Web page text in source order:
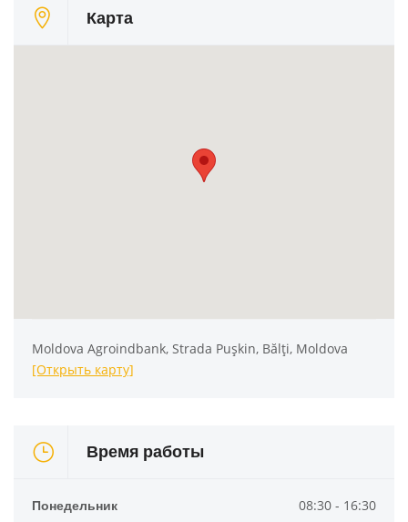
Карта
Moldova Agroindbank, Strada Pușkin, Bălți, Moldova
[Открыть карту]
Время работы
Понедельник 08:30 - 16:30